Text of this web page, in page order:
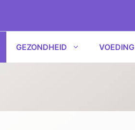
GEZONDHEID VOEDING